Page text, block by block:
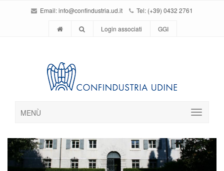
Email:info@confindustria.ud.it Tel: (+39) 0432 2761
Login associati GGI
MENÙ